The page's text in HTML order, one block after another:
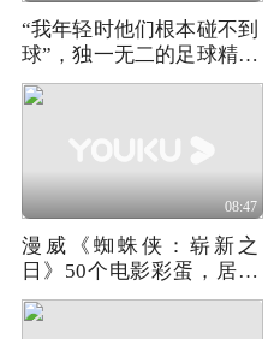
“我年轻时他们根本碰不到
球”，独一无二的足球精灵
（1）
08:47
漫威《蜘蛛侠：崭新之
日》50个电影彩蛋，居然
藏了这么多致敬！